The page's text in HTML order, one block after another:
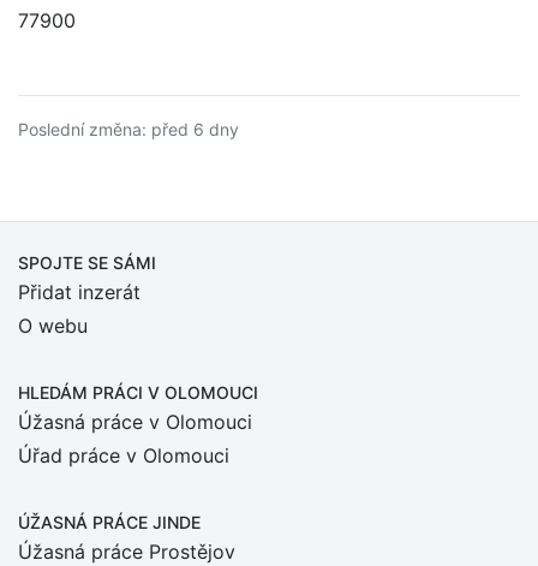
77900
Poslední změna: před 6 dny
SPOJTE SE SÁMI
Přidat inzerát
O webu
HLEDÁM PRÁCI V OLOMOUCI
Úžasná práce v Olomouci
Úřad práce v Olomouci
ÚŽASNÁ PRÁCE JINDE
Úžasná práce Prostějov